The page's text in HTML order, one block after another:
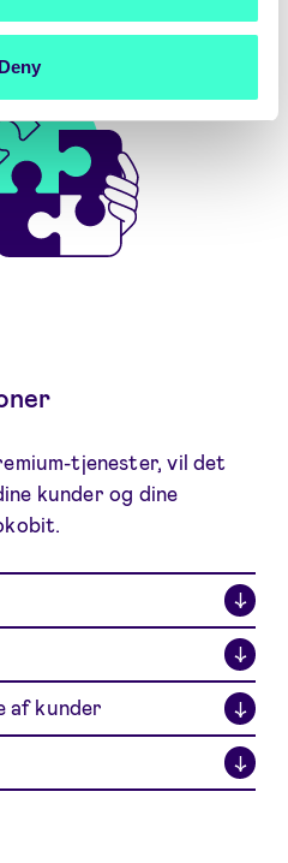
Deny
tjenester, vil det
kunder og dine
↓
↓
af kunder ↓
↓